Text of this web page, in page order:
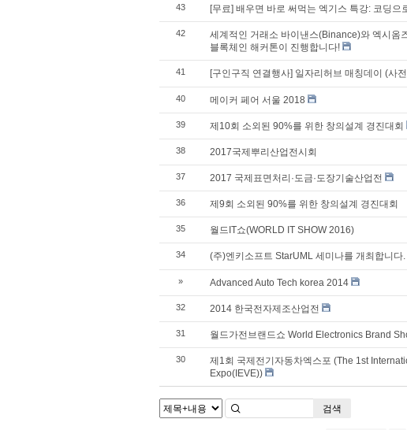
43 [무료] 배우면 바로 써먹는 엑기스 특강: 코딩으
42
세계적인 거래소 바이낸스(Binance)와 엑시옴
블록체인 해커톤이 진행합니다!
41 [구인구직 연결행사] 일자리허브 매칭데이 (사
40 메이커 페어 서울 2018
39 제10회 소외된 90%를 위한 창의설계 경진대회
38 2017국제뿌리산업전시회
37 2017 국제표면처리·도금·도장기술산업전
36 제9회 소외된 90%를 위한 창의설계 경진대회
35 월드IT쇼(WORLD IT SHOW 2016)
34 (주)엔키소프트 StarUML 세미나를 개최합니다.
» Advanced Auto Tech korea 2014
32 2014 한국전자제조산업전
31 월드가전브랜드쇼 World Electronics Brand
30
제1회 국제전기자동차엑스포 (The 1st
Expo(IEVE))
검색